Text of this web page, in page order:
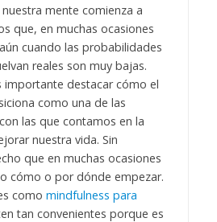
mente comienza a
que, en muchas ocasiones
cuando las probabilidades
reales son muy bajas.
importante destacar cómo el
como una de las
las que contamos en la
nuestra vida. Sin
que en muchas ocasiones
cómo o por dónde empezar.
como mindfulness para
tan convenientes porque es